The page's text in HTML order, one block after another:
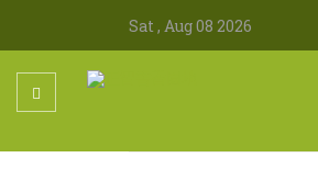
Sat , Aug 08 2026